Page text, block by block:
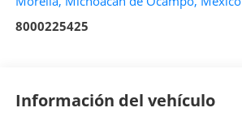
8000225425
Información del vehículo